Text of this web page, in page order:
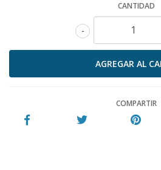
CANTIDAD
-
COMPARTIR